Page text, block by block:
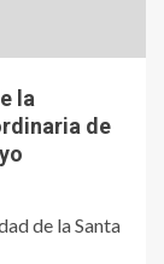
la
de
de la Santa